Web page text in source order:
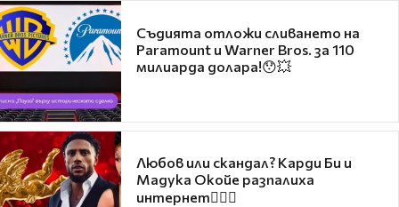
Съдията отложи сливането на
Paramount и Warner Bros. за 110
милиарда долара!😯💥
Любов или скандал? Карди Би и
Мадука Окойе разпалиха
интернет❤️‍🔥🔥